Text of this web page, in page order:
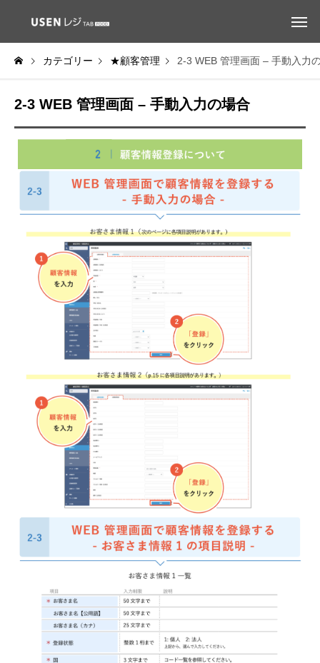
カテゴリー ★顧客管理 2-3 WEB 管理画面 – 手動入力
2-3 WEB 管理画面 – 手動入力の場合